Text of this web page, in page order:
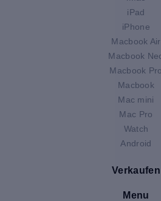
iPad
iPhone
Macbook Air
Macbook
Macbook Pro
Macbook
Mac mini
Mac Pro
Watch
Android
Verkaufen
Menu